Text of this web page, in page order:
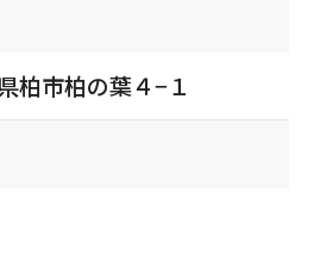
柏市柏の葉４−１